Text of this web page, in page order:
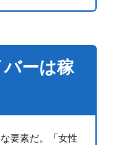
ーは稼
要素だ。「女性